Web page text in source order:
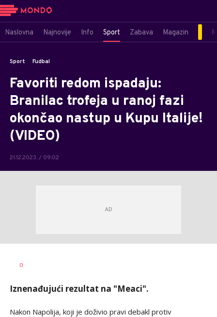
Naslovna Najnovije Info Sport Zabava Magazin
Sport Fudbal
Favoriti redom ispadaju:
Branilac trofeja u ranoj fazi
okončao nastup u Kupu Italije!
(VIDEO)
21.12.2023. / 09:02
AUTOR
0
Iznenađujući rezultat na "Meaci".
Nakon Napolija, koji je doživio pravi debakl protiv